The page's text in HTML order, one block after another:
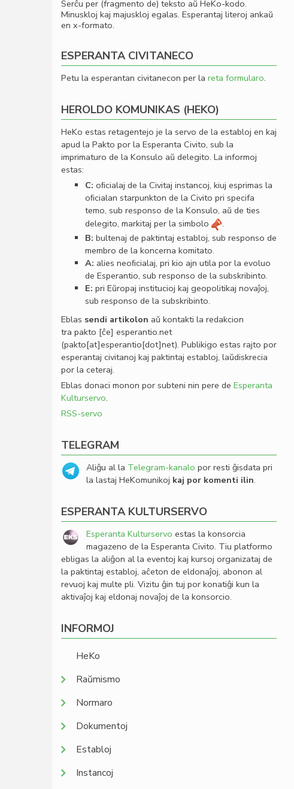
Serĉu per (fragmento de) teksto aŭ HeKo-kodo.
Minuskloj kaj majuskloj egalas. Esperantaj literoj ankaŭ
en x-formato.
ESPERANTA CIVITANECO
Petu la esperantan civitanecon per la reta formularo.
HEROLDO KOMUNIKAS (HEKO)
HeKo estas retagentejo je la servo de la establoj en kaj
apud la Pakto por la Esperanta Civito, sub la
imprimaturo de la Konsulo aŭ delegito. La informoj
estas:
C: oﬁcialaj de la Civitaj instancoj, kiuj esprimas la
oﬁcialan starpunkton de la Civito pri specifa
temo, sub responso de la Konsulo, aŭ de ties
delegito, markitaj per la simbolo
.
B: bultenaj de paktintaj establoj, sub responso de
membro de la koncerna komitato.
A: alies neoﬁcialaj, pri kio ajn utila por la evoluo
de Esperantio, sub responso de la subskribinto.
E: pri Eŭropaj institucioj kaj geopolitikaj novaĵoj,
sub responso de la subskribinto.
Eblas sendi artikolon aŭ kontakti la redakcion
tra pakto [ĉe] esperantio.net
(pakto[at]esperantio[dot]net). Publikigo estas rajto por
esperantaj civitanoj kaj paktintaj establoj, laŭdiskrecia
por la ceteraj.
Eblas donaci monon por subteni nin pere de Esperanta
Kulturservo.
RSS-servo
TELEGRAM
Aliĝu al la Telegram-kanalo por resti ĝisdata pri
la lastaj HeKomunikoj kaj por komenti ilin.
ESPERANTA KULTURSERVO
Esperanta Kulturservo estas la konsorcia
magazeno de la Esperanta Civito. Tiu platformo
ebligas la aliĝon al la eventoj kaj kursoj organizataj de
la paktintaj establoj, aĉeton de eldonaĵoj, abonon al
revuoj kaj multe pli. Vizitu ĝin tuj por konatiĝi kun la
aktivaĵoj kaj eldonaj novaĵoj de la konsorcio.
INFORMOJ
HeKo
Raŭmismo
Normaro
Dokumentoj
Establoj
Instancoj